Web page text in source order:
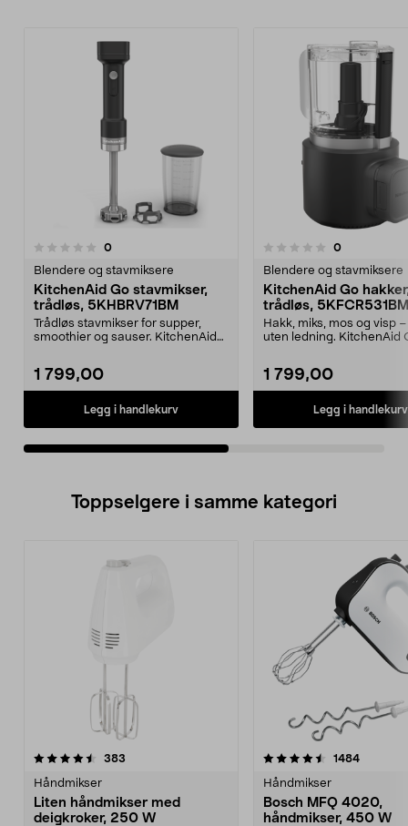
0anmeldelser
Blendere og stavmiksere
KitchenAid Go stavmikser,
trådløs, 5KHBRV71BM
Trådløs stavmikser for supper,
smoothier og sauser. KitchenAid
1 799,00
Legg i handlekurv
0.0 av 5 stjerner 0anmeldelser
Blendere og stavmiksere
KitchenAid Go
trådløs, 5KFCR531BM
Hakk, miks, mos og visp
uten ledning. KitchenAid
1 799,00
Legg i handlekurv
0.0 av 5 stjerner
Toppselgere i samme kategori
383
Håndmikser
Liten håndmikser med
deigkroker, 250 W
4.5 av 5 stjerner 1484
Håndmikser
Bosch MFQ 4020,
håndmikser, 450 W
4.5 av 5 stjerner